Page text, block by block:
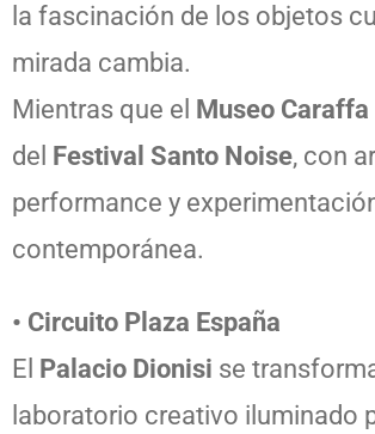
la fascinación de los objetos
mirada cambia.
Mientras que el Museo Caraffa
del Festival Santo Noise, con
performance y
contemporánea.
• Circuito Plaza España
El Palacio Dionisi se
laboratorio creativo iluminado